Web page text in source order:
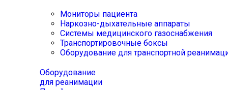
Мониторы пациента
Наркозно-дыхательные аппараты
Системы медицинского газоснабжения
Транспортировочные боксы
Оборудование для транспортной
Оборудование
для реанимации